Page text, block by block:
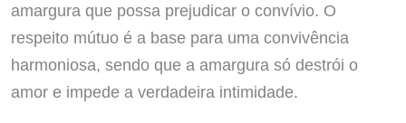
amargura que possa prejudicar o convívio. O
respeito mútuo é a base para uma convivência
harmoniosa, sendo que a amargura só destrói o
amor e impede a verdadeira intimidade.